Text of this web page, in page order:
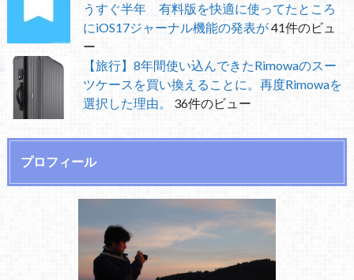
うすぐ半年 有料版を快適に使ってたところ
にiOS17ジャーナル機能の発表が41件のビュ
ー
【旅行】8年間使い込んできたRimowaのスー
ツケースを買い換えることに。再度Rimowaを
選択した理由。
36件のビュー
プロフィール